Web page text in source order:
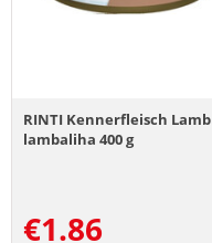
RINTI Kennerfleisch Lamb
lambaliha 400 g
€1.86